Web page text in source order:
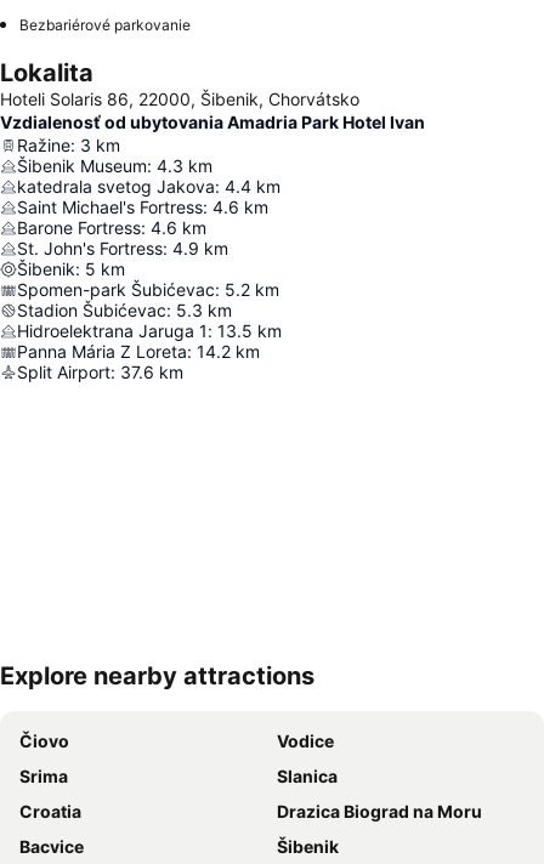
Bezbariérové parkovanie
Lokalita
Hoteli Solaris 86, 22000, Šibenik, Chorvátsko
Vzdialenosť od ubytovania Amadria Park Hotel Ivan
Ražine: 3 km
Šibenik Museum: 4.3 km
katedrala svetog Jakova: 4.4 km
Saint Michael's Fortress: 4.6 km
Barone Fortress: 4.6 km
St. John's Fortress: 4.9 km
Šibenik: 5 km
Spomen-park Šubićevac: 5.2 km
Stadion Šubićevac: 5.3 km
Hidroelektrana Jaruga 1: 13.5 km
Panna Mária Z Loreta: 14.2 km
Split Airport: 37.6 km
Explore nearby attractions
Čiovo
Vodice
Srima
Slanica
Croatia
Drazica Biograd na Moru
Bacvice
Šibenik